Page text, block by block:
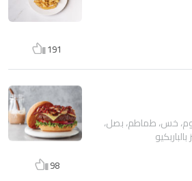
191
خس، طماطم، بصل،
98